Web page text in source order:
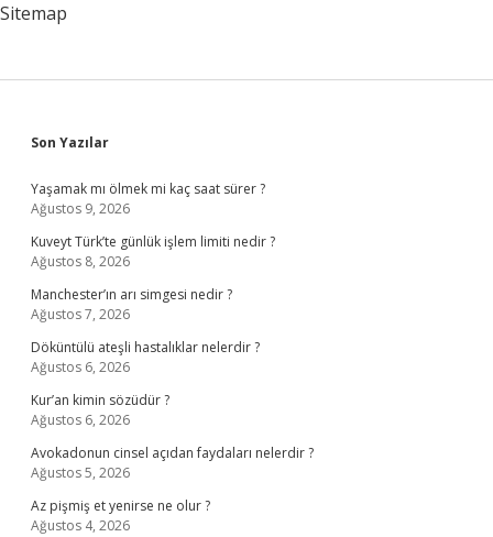
Sitemap
Sidebar
Son Yazılar
Yaşamak mı ölmek mi kaç saat sürer ?
Ağustos 9, 2026
Kuveyt Türk’te günlük işlem limiti nedir ?
Ağustos 8, 2026
Manchester’ın arı simgesi nedir ?
Ağustos 7, 2026
Döküntülü ateşli hastalıklar nelerdir ?
Ağustos 6, 2026
Kur’an kimin sözüdür ?
Ağustos 6, 2026
Avokadonun cinsel açıdan faydaları nelerdir ?
Ağustos 5, 2026
Az pişmiş et yenirse ne olur ?
Ağustos 4, 2026